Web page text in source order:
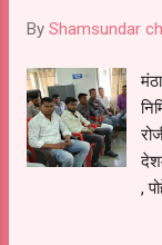
By Shamsundar
,